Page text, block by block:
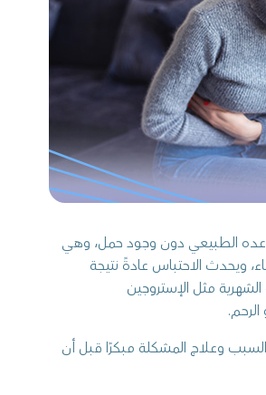
الطبيعي دون وجود حمل، وهي
ويحدث الاحتباس عادةً نتيجة
مثل الإستروجين
وعلاج المشكلة مبكرًا قبل أن